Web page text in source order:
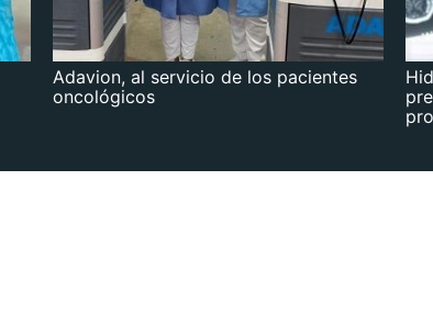
Adavion, al servicio de los pacientes
oncológicos